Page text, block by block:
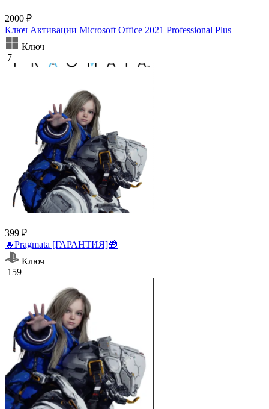
2000 ₽
Ключ Активации Microsoft Office 2021 Professional Plus
Ключ
7
399 ₽
🔥Pragmata [ГАРАНТИЯ]🎁
Ключ
159